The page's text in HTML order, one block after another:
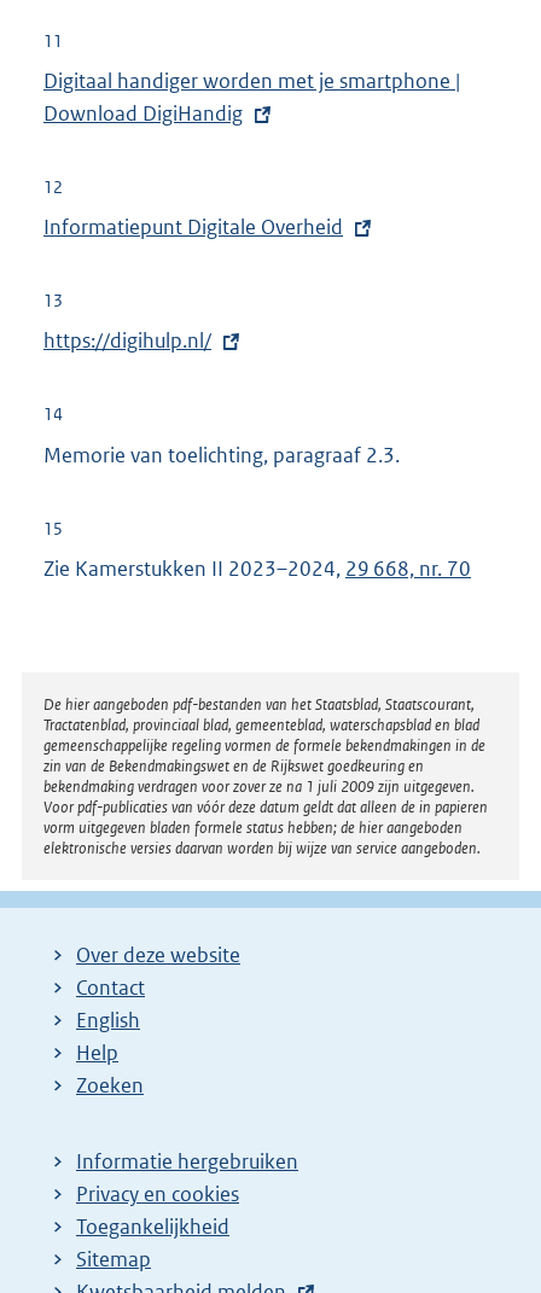
k
:
r
e
l
n
k
11
E
x
e
n
l
i
k
Digitaal handiger worden met je smartphone |
Download DigiHandig
12
E
t
r
e
l
n
Informatiepunt Digitale Overheid
13
E
t
r
e
l
:
https://digihulp.nl/
14
Memorie van toelichting, paragraaf 2.3.
15
Zie Kamerstukken II 2023–2024, 29 668, nr. 70
Disclaimer
De hier aangeboden pdf-bestanden van het Staatsblad, Staatscourant,
Tractatenblad, provinciaal blad, gemeenteblad, waterschapsblad en blad
gemeenschappelijke regeling vormen de formele bekendmakingen in de
zin van de Bekendmakingswet en de Rijkswet goedkeuring en
bekendmaking verdragen voor zover ze na 1 juli 2009 zijn uitgegeven.
Voor pdf-publicaties van vóór deze datum geldt dat alleen de in papieren
vorm uitgegeven bladen formele status hebben; de hier aangeboden
elektronische versies daarvan worden bij wijze van service aangeboden.
Over deze website
Contact
English
Help
Zoeken
Informatie hergebruiken
Privacy en cookies
Toegankelijkheid
Sitemap